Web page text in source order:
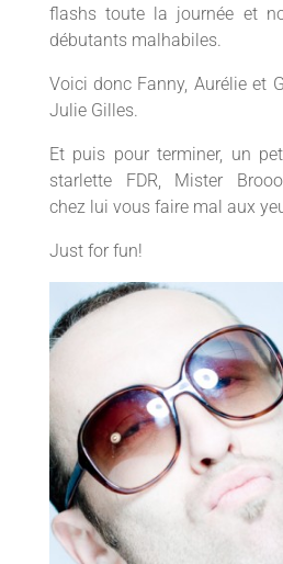
flashs toute la journée et
débutants malhabiles.
Voici donc Fanny, Aurélie et
Julie Gilles.
Et puis pour terminer, un
starlette FDR, Mister
chez lui vous faire mal aux
Just for fun!